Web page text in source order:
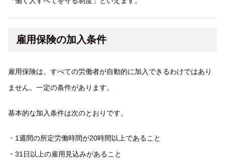
雇用保険の加入条件
雇用保険は、すべての労働者が自動的に加入できるわけではあり
ません。一定の条件があります。
基本的な加入条件は次のとおりです。
・1週間の所定労働時間が20時間以上であること
・31日以上の雇用見込みがあること